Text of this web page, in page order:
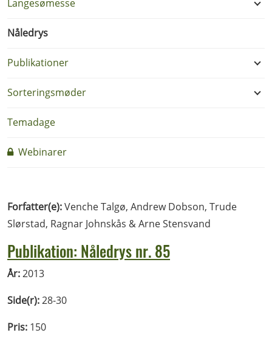
Langesømesse
Nåledrys
Publikationer
Sorteringsmøder
Temadage
Webinarer
Forfatter(e):Venche Talgø, Andrew Dobson, Trude
Slørstad, Ragnar Johnskås & Arne Stensvand
Publikation: Nåledrys nr. 85
År:2013
Side(r):28-30
Pris: 150